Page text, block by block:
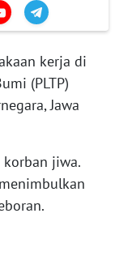
kerja di
(PLTP)
Jawa
korban jiwa.